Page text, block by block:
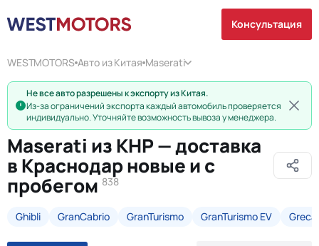
Консультация
WESTMOTORS Авто из Китая Maserati
Не все авто разрешены к экспорту из Китая.
Из-за ограничений экспорта каждый автомобиль проверяется
индивидуально. Уточняйте возможность вывоза у менеджера.
Maserati из КНР — доставка
в Краснодар новые и с
пробегом 838
Ghibli GranCabrio GranTurismo GranTurismo EV